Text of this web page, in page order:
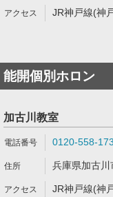
JR神戸線(神
能開個別ホロン
加古川教室
0120-558-173
兵庫県加古川
JR神戸線(神